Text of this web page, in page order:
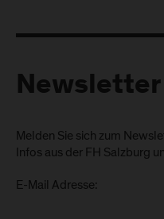
Newsletter
Melden Sie sich zum
Infos aus der FH Salzburg
E-Mail Adresse: